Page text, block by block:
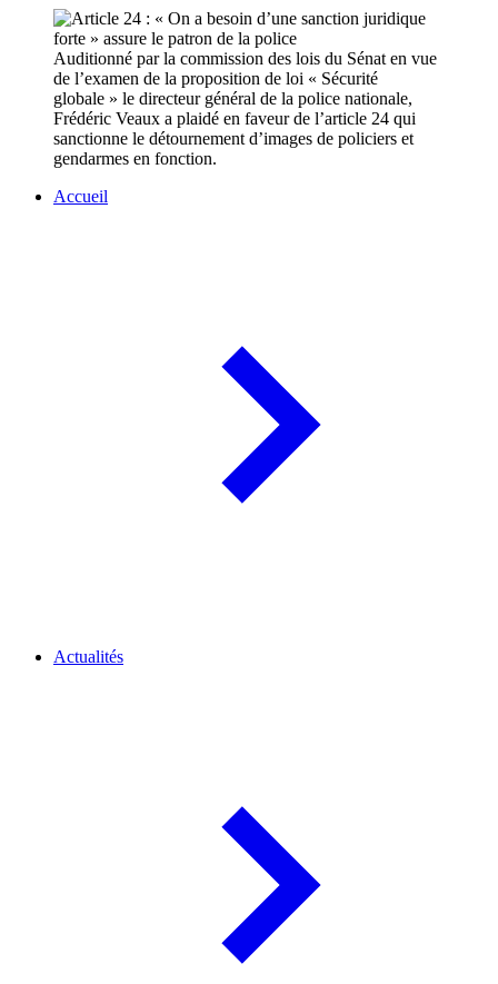
Auditionné par la commission des lois du Sénat en vue
de l’examen de la proposition de loi « Sécurité
globale » le directeur général de la police nationale,
Frédéric Veaux a plaidé en faveur de l’article 24 qui
sanctionne le détournement d’images de policiers et
gendarmes en fonction.
Accueil
Actualités